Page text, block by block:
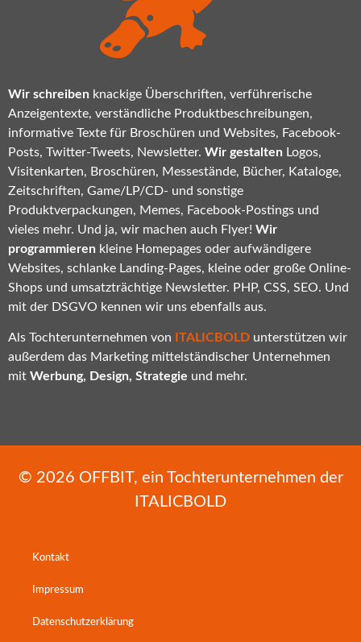
Wir schreiben knackige Überschriften, verführerische
Anzeigentexte, verständliche Produktbeschreibungen,
informative Texte für Broschüren und Websites, Facebook-
Posts, Twitter-Tweets, Newsletter. Wir gestalten Logos,
Visitenkarten, Broschüren, Messestände, Bücher, Kataloge,
Zeitschriften, Game/LP/CD- und sonstige
Produktverpackungen, Memes, Facebook-Postings und
vieles mehr. Und ja, wir machen auch Flyer! Wir
programmieren kleine Homepages oder aufwändigere
Websites, schlanke Landing-Pages, kleine oder große Online-
Shops und umsatzträchtige Newsletter. PHP, CSS, SEO. Und
mit der DSGVO kennen wir uns ebenfalls aus.
Als Tochterunternehmen von ITALICBOLD unterstützen wir
außerdem das Marketing mittelständischer Unternehmen
mit Werbung, Design, Strategie und mehr.
© 2026 OFFBIT, ein Tochterunternehmen der
ITALICBOLD
Kontakt
Impressum
Datenschutzerklärung